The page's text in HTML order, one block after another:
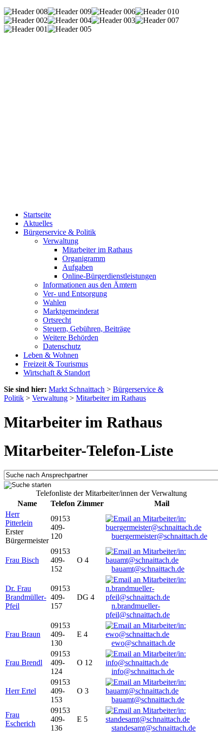
Startseite
Aktuelles
Bürgerservice & Politik
Verwaltung
Mitarbeiter im Rathaus
Organigramm
Aufgaben
Online-Bürgerdienstleistungen
Informationen aus den Ämtern
Ver- und Entsorgung
Wahlen
Marktgemeinderat
Ortsrecht
Steuern, Gebühren, Beiträge
Weitere Behörden
Datenschutz
Leben & Wohnen
Freizeit & Tourismus
Wirtschaft & Standort
Sie sind hier: Markt Schnaittach > Bürgerservice &
Politik > Verwaltung > Mitarbeiter im Rathaus
Mitarbeiter im Rathaus
Mitarbeiter-Telefon-Liste
Telefonliste der Mitarbeiter/innen der Verwaltung
Name
Telefon Zimmer
Mail
Herr
Pitterlein
Erster
Bürgermeister
09153
409-
120
buergermeister@schnaittach.de
Frau Bisch
09153
409-
152
O 4
bauamt@schnaittach.de
Dr. Frau
Brandmüller-
Pfeil
09153
409-
157
DG 4
n.brandmueller-
pfeil@schnaittach.de
Frau Braun
09153
409-
130
E 4
ewo@schnaittach.de
Frau Brendl
09153
409-
124
O 12
info@schnaittach.de
Herr Ertel
09153
409-
153
O 3
bauamt@schnaittach.de
Frau
Escherich
09153
409-
136
E 5
standesamt@schnaittach.de